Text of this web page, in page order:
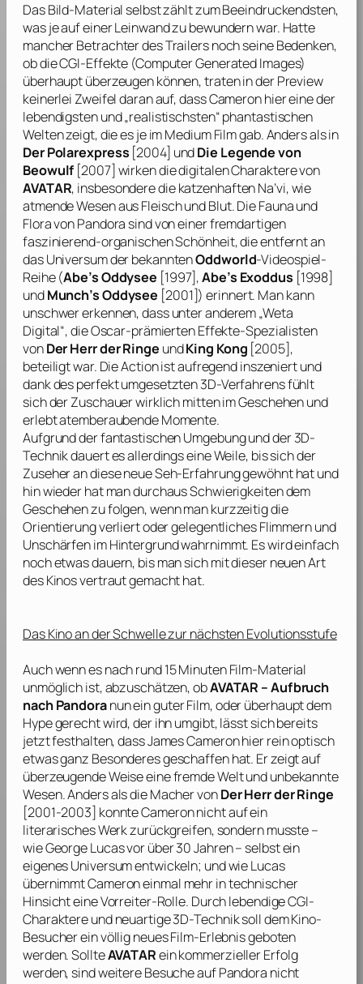
Das Bild-Material selbst zählt zum Beeindruckendsten,
was je auf einer Leinwand zu bewundern war. Hatte
mancher Betrachter des Trailers noch seine Bedenken,
ob die CGI-Effekte (Computer Generated Images)
überhaupt überzeugen können, traten in der Preview
keinerlei Zweifel daran auf, dassCameronhier eine der
lebendigsten und „realistischsten“ phantastischen
Welten zeigt, die es je im Medium Film gab. Anders als in
Der Polarexpress [2004] undDie Legende von
Beowulf [2007] wirken die digitalen Charaktere von
AVATAR, insbesondere die katzenhaften Na’vi, wie
atmende Wesen aus Fleisch und Blut. Die Fauna und
Flora von Pandora sind von einer fremdartigen
faszinierend-organischen Schönheit, die entfernt an
das Universum der bekanntenOddworld-Videospiel-
Reihe (Abe’s Oddysee [1997],Abe’s Exoddus [1998]
undMunch’s Oddysee [2001]) erinnert. Man kann
unschwer erkennen, dass unter anderem „Weta
Digital“, die Oscar-prämierten Effekte-Spezialisten
vonDer Herr der Ringe undKing Kong [2005],
beteiligt war. Die Action ist aufregend inszeniert und
dank des perfekt umgesetzten 3D-Verfahrens fühlt
sich der Zuschauer wirklich mitten im Geschehen und
erlebt atemberaubende Momente.
Aufgrund der fantastischen Umgebung und der 3D-
Technik dauert es allerdings eine Weile, bis sich der
Zuseher an diese neue Seh-Erfahrung gewöhnt hat und
hin wieder hat man durchaus Schwierigkeiten dem
Geschehen zu folgen, wenn man kurzzeitig die
Orientierung verliert oder gelegentliches Flimmern und
Unschärfen im Hintergrund wahrnimmt. Es wird einfach
noch etwas dauern, bis man sich mit dieser neuen Art
des Kinos vertraut gemacht hat.
Das Kino an der Schwelle zur nächsten Evolutionsstufe
Auch wenn es nach rund 15 Minuten Film-Material
unmöglich ist, abzuschätzen, obAVATAR – Aufbruch
nach Pandoranun ein guter Film, oder überhaupt dem
Hype gerecht wird, der ihn umgibt, lässt sich bereits
jetzt festhalten, dassJames Cameronhier rein optisch
etwas ganz Besonderes geschaffen hat. Er zeigt auf
überzeugende Weise eine fremde Welt und unbekannte
Wesen. Anders als die Macher vonDer Herr der Ringe
[2001-2003] konnteCameronnicht auf ein
literarisches Werk zurückgreifen, sondern musste –
wieGeorge Lucasvor über 30 Jahren – selbst ein
eigenes Universum entwickeln; und wieLucas
übernimmtCameroneinmal mehr in technischer
Hinsicht eine Vorreiter-Rolle. Durch lebendige CGI-
Charaktere und neuartige 3D-Technik soll dem Kino-
Besucher ein völlig neues Film-Erlebnis geboten
werden. SollteAVATARein kommerzieller Erfolg
werden, sind weitere Besuche auf Pandora nicht